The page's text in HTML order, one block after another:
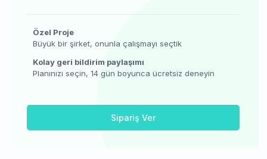
Özel Proje
Büyük bir şirket, onunla çalışmayı seçtik
Kolay geri bildirim paylaşımı
Planınızı seçin, 14 gün boyunca ücretsiz deneyin
Sipariş Ver